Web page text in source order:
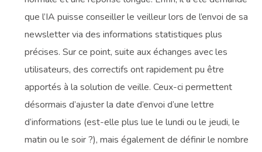
que l’IA puisse conseiller le veilleur lors de l’envoi de sa
newsletter via des informations statistiques plus
précises. Sur ce point, suite aux échanges avec les
utilisateurs, des correctifs ont rapidement pu être
apportés à la solution de veille. Ceux-ci permettent
désormais d’ajuster la date d’envoi d’une lettre
d’informations (est-elle plus lue le lundi ou le jeudi, le
matin ou le soir ?), mais également de définir le nombre